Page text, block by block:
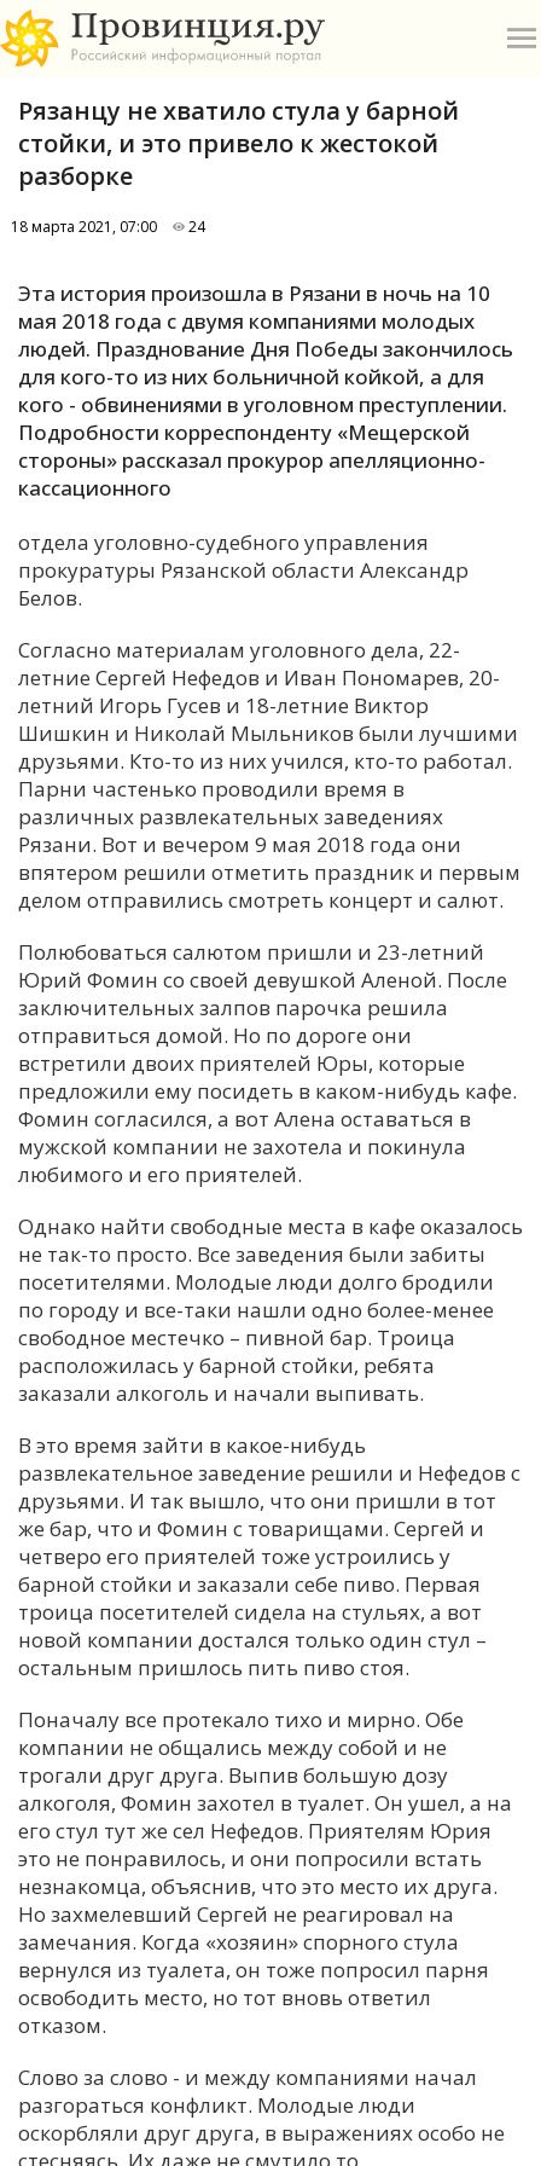
А
Б
В
И
К
Н
П
С
Т
У
Х
Ч
Я
Рязанцу не хватило стула у барной
стойки, и это привело к жестокой
разборке
18 марта 2021, 07:00 24
Эта история произошла в Рязани в ночь на 10
мая 2018 года с двумя компаниями молодых
людей. Празднование Дня Победы закончилось
для кого-то из них больничной койкой, а для
кого - обвинениями в уголовном преступлении.
Подробности корреспонденту «Мещерской
стороны» рассказал прокурор апелляционно-
кассационного
отдела уголовно-судебного управления
прокуратуры Рязанской области Александр
Белов.
Согласно материалам уголовного дела, 22-
летние Сергей Нефедов и Иван Пономарев, 20-
летний Игорь Гусев и 18-летние Виктор
Шишкин и Николай Мыльников были лучшими
друзьями. Кто-то из них учился, кто-то работал.
Парни частенько проводили время в
различных развлекательных заведениях
Рязани. Вот и вечером 9 мая 2018 года они
впятером решили отметить праздник и первым
делом отправились смотреть концерт и салют.
Полюбоваться салютом пришли и 23-летний
Юрий Фомин со своей девушкой Аленой. После
заключительных залпов парочка решила
отправиться домой. Но по дороге они
встретили двоих приятелей Юры, которые
предложили ему посидеть в каком-нибудь кафе.
Фомин согласился, а вот Алена оставаться в
мужской компании не захотела и покинула
любимого и его приятелей.
Однако найти свободные места в кафе оказалось
не так-то просто. Все заведения были забиты
посетителями. Молодые люди долго бродили
по городу и все-таки нашли одно более-менее
свободное местечко – пивной бар. Троица
расположилась у барной стойки, ребята
заказали алкоголь и начали выпивать.
В это время зайти в какое-нибудь
развлекательное заведение решили и Нефедов с
друзьями. И так вышло, что они пришли в тот
же бар, что и Фомин с товарищами. Сергей и
четверо его приятелей тоже устроились у
барной стойки и заказали себе пиво. Первая
троица посетителей сидела на стульях, а вот
новой компании достался только один стул –
остальным пришлось пить пиво стоя.
Поначалу все протекало тихо и мирно. Обе
компании не общались между собой и не
трогали друг друга. Выпив большую дозу
алкоголя, Фомин захотел в туалет. Он ушел, а на
его стул тут же сел Нефедов. Приятелям Юрия
это не понравилось, и они попросили встать
незнакомца, объяснив, что это место их друга.
Но захмелевший Сергей не реагировал на
замечания. Когда «хозяин» спорного стула
вернулся из туалета, он тоже попросил парня
освободить место, но тот вновь ответил
отказом.
Слово за слово - и между компаниями начал
разгораться конфликт. Молодые люди
оскорбляли друг друга, в выражениях особо не